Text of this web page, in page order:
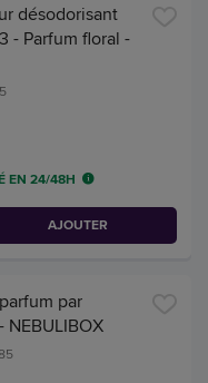
désodorisant
- Parfum floral -
EN 24/48H
AJOUTER
par